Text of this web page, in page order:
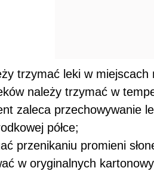
trzymać leki w miejscach
należy trzymać w
zaleca przechowywanie
półce;
przenikaniu promieni
w oryginalnych